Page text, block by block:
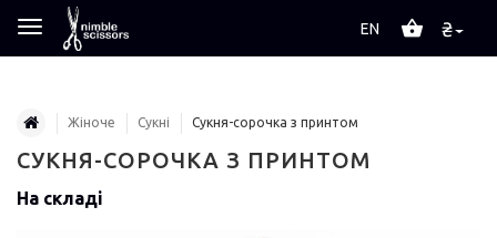
₴
EN
Жіноче Сукні Сукня-сорочка з принтом
СУКНЯ-СОРОЧКА З ПРИНТОМ
На складі